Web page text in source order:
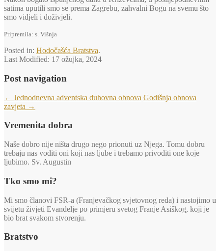
satima uputili smo se prema Zagrebu, zahvalni Bogu na svemu što
smo vidjeli i doživjeli.
Pripremila: s. Višnja
Posted in: Hodočašća Bratstva.
Last Modified: 17 ožujka, 2024
Post navigation
← Jednodnevna adventska duhovna obnova Godišnja obnova
zavjeta →
Vremenita dobra
Naše dobro nije ništa drugo nego prionuti uz Njega. Tomu dobru
trebaju nas voditi oni koji nas ljube i trebamo privoditi one koje
ljubimo. Sv. Augustin
Tko smo mi?
Mi smo članovi FSR-a (Franjevačkog svjetovnog reda) i nastojimo u
svijetu živjeti Evanđelje po primjeru svetog Franje Asiškog, koji je
bio brat svakom stvorenju.
Bratstvo